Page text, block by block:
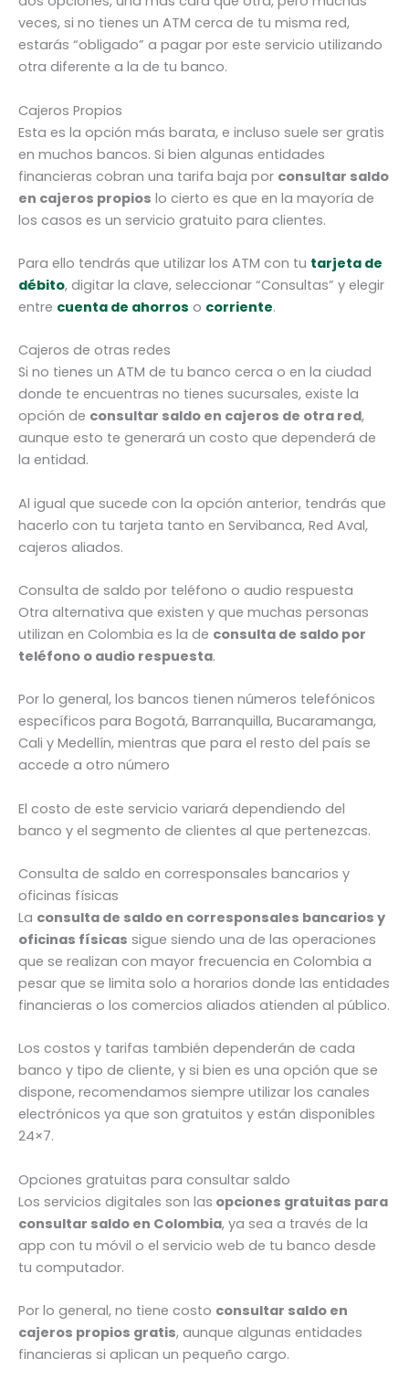
veces, si no tienes un ATM cerca de tu misma red,
estarás “obligado” a pagar por este servicio utilizando
otra diferente a la de tu banco.
Cajeros Propios
Esta es la opción más barata, e incluso suele ser gratis
en muchos bancos. Si bien algunas entidades
financieras cobran una tarifa baja por consultar saldo
en cajeros propios lo cierto es que en la mayoría de
los casos es un servicio gratuito para clientes.
Para ello tendrás que utilizar los ATM con tu tarjeta de
débito, digitar la clave, seleccionar “Consultas” y elegir
entre cuenta de ahorros o corriente.
Cajeros de otras redes
Si no tienes un ATM de tu banco cerca o en la ciudad
donde te encuentras no tienes sucursales, existe la
opción de consultar saldo en cajeros de otra red,
aunque esto te generará un costo que dependerá de
la entidad.
Al igual que sucede con la opción anterior, tendrás que
hacerlo con tu tarjeta tanto en Servibanca, Red Aval,
cajeros aliados.
Consulta de saldo por teléfono o audio respuesta
Otra alternativa que existen y que muchas personas
utilizan en Colombia es la de consulta de saldo por
teléfono o audio respuesta.
Por lo general, los bancos tienen números telefónicos
específicos para Bogotá, Barranquilla, Bucaramanga,
Cali y Medellín, mientras que para el resto del país se
accede a otro número
El costo de este servicio variará dependiendo del
banco y el segmento de clientes al que pertenezcas.
Consulta de saldo en corresponsales bancarios y
oficinas físicas
La consulta de saldo en corresponsales bancarios y
oficinas físicas sigue siendo una de las operaciones
que se realizan con mayor frecuencia en Colombia a
pesar que se limita solo a horarios donde las entidades
financieras o los comercios aliados atienden al público.
Los costos y tarifas también dependerán de cada
banco y tipo de cliente, y si bien es una opción que se
dispone, recomendamos siempre utilizar los canales
electrónicos ya que son gratuitos y están disponibles
24×7.
Opciones gratuitas para consultar saldo
Los servicios digitales son las opciones gratuitas para
consultar saldo en Colombia, ya sea a través de la
app con tu móvil o el servicio web de tu banco desde
tu computador.
Por lo general, no tiene costo consultar saldo en
cajeros propios gratis, aunque algunas entidades
financieras si aplican un pequeño cargo.